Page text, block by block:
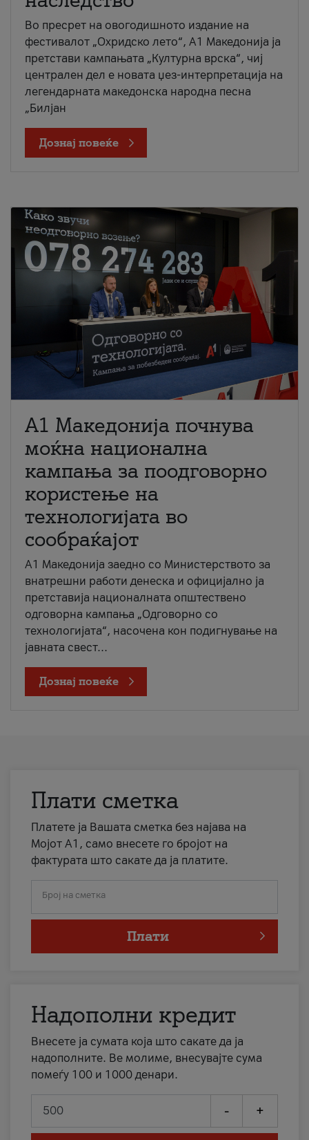
Во пресрет на овогодишното издание на
фестивалот „Охридско лето“, А1 Македонија ја
претстави кампањата „Културна врска“, чиј
централен дел е новата џез-интерпретација на
легендарната македонска народна песна
„Билјан
Дознај повеќе
A1 Македонија почнува
моќна национална
кампања за поодговорно
користење на
технологијата во
сообраќајот
A1 Македонија заедно со Министерството за
внатрешни работи денеска и официјално ја
претставија националната општествено
одговорна кампања „Одговорно со
технологијата“, насочена кон подигнување на
јавната свест...
Дознај повеќе
Плати сметка
Платете ја Вашата сметка без најава на
Мојот А1, само внесете го бројот на
фактурата што сакате да ја платите.
Број на сметка
Плати
Надополни кредит
Внесете ја сумата која што сакате да ја
надополните. Ве молиме, внесувајте сума
помеѓу 100 и 1000 денари.
- +